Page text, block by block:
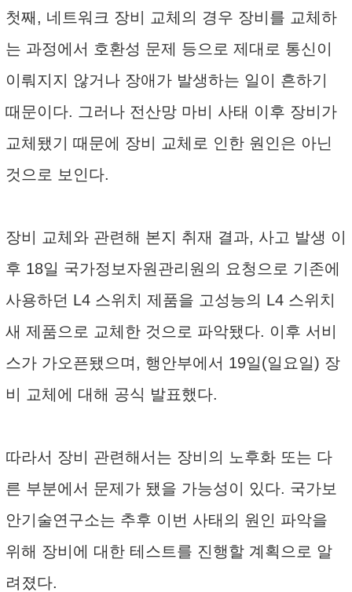
첫째, 네트워크 장비 교체의 경우 장비를 교체하
는 과정에서 호환성 문제 등으로 제대로 통신이
이뤄지지 않거나 장애가 발생하는 일이 흔하기
때문이다. 그러나 전산망 마비 사태 이후 장비가
교체됐기 때문에 장비 교체로 인한 원인은 아닌
것으로 보인다.
장비 교체와 관련해 본지 취재 결과, 사고 발생 이
후 18일 국가정보자원관리원의 요청으로 기존에
사용하던 L4 스위치 제품을 고성능의 L4 스위치
새 제품으로 교체한 것으로 파악됐다. 이후 서비
스가 가오픈됐으며, 행안부에서 19일(일요일) 장
비 교체에 대해 공식 발표했다.
따라서 장비 관련해서는 장비의 노후화 또는 다
른 부분에서 문제가 됐을 가능성이 있다. 국가보
안기술연구소는 추후 이번 사태의 원인 파악을
위해 장비에 대한 테스트를 진행할 계획으로 알
려졌다.